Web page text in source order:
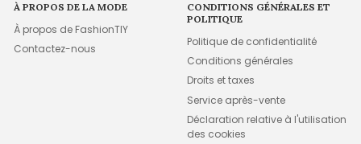
À PROPOS DE LA MODE
À propos de FashionTIY
Contactez-nous
CONDITIONS GÉNÉRALES ET
POLITIQUE
Politique de confidentialité
Conditions générales
Droits et taxes
Service après-vente
Déclaration relative à l'utilisation
des cookies